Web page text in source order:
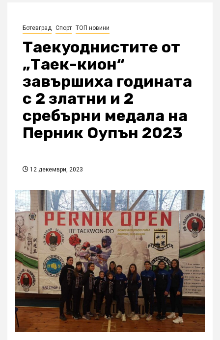
Ботевград Спорт ТОП новини
Таекуоднистите от
„Таек-кион“
завършиха годината
с 2 златни и 2
сребърни медала на
Перник Оупън 2023
12 декември, 2023